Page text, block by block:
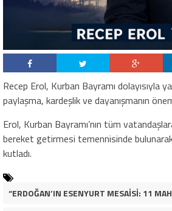
Recep Erol, Kurban Bayramı dolayısıyla
paylaşma, kardeşlik ve dayanışmanın
Erol, Kurban Bayramı’nın tüm
bereket getirmesi temennisinde
kutladı.
“ERDOĞAN’IN ESENYURT MESAİSİ: 11